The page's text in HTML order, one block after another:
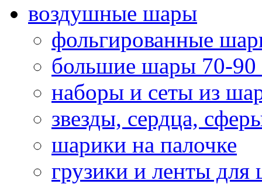
воздушные шары
фольгированные
большие шары 70-90
наборы и сеты из
звезды, сердца,
шарики на палочке
грузики и ленты для